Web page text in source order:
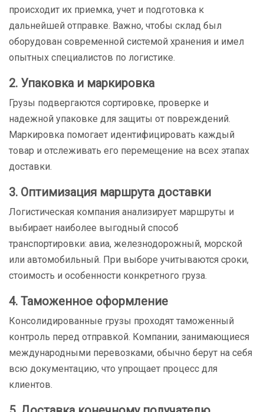
происходит их приемка, учет и подготовка к
дальнейшей отправке. Важно, чтобы склад был
оборудован современной системой хранения и имел
опытных специалистов по логистике.
2. Упаковка и маркировка
Грузы подвергаются сортировке, проверке и
надежной упаковке для защиты от повреждений.
Маркировка помогает идентифицировать каждый
товар и отслеживать его перемещение на всех этапах
доставки.
3. Оптимизация маршрута доставки
Логистическая компания анализирует маршруты и
выбирает наиболее выгодный способ
транспортировки: авиа, железнодорожный, морской
или автомобильный. При выборе учитываются сроки,
стоимость и особенности конкретного груза.
4. Таможенное оформление
Консолидированные грузы проходят таможенный
контроль перед отправкой. Компании, занимающиеся
международными перевозками, обычно берут на себя
всю документацию, что упрощает процесс для
клиентов.